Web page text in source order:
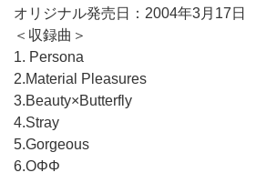
オリジナル発売日：2004年3月17日
＜収録曲＞
1. Persona
2.Material Pleasures
3.Beauty×Butterfly
4.Stray
5.Gorgeous
6.OΦΦ